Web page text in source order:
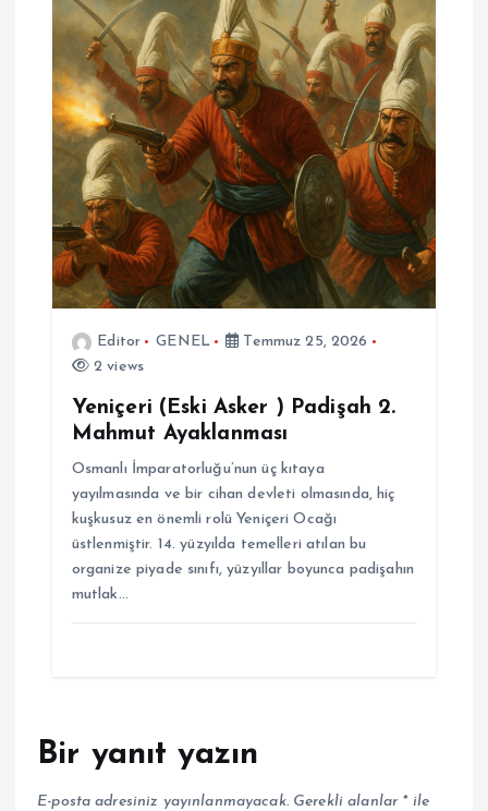
Editor GENEL
Temmuz 25, 2026
2 views
Yeniçeri (Eski Asker ) Padişah 2.
Mahmut Ayaklanması
Osmanlı İmparatorluğu’nun üç kıtaya
yayılmasında ve bir cihan devleti olmasında, hiç
kuşkusuz en önemli rolü Yeniçeri Ocağı
üstlenmiştir. 14. yüzyılda temelleri atılan bu
organize piyade sınıfı, yüzyıllar boyunca padişahın
mutlak…
Bir yanıt yazın
E-posta adresiniz yayınlanmayacak. Gerekli alanlar *ile